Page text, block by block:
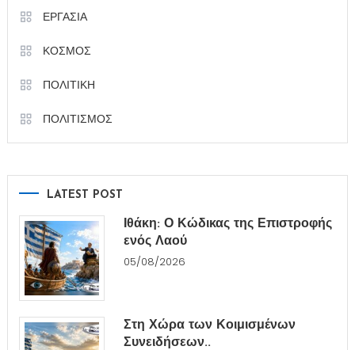
ΕΡΓΑΣΙΑ
ΚΟΣΜΟΣ
ΠΟΛΙΤΙΚΗ
ΠΟΛΙΤΙΣΜΟΣ
LATEST POST
Ιθάκη: Ο Κώδικας της Επιστροφής
ενός Λαού
05/08/2026
Στη Χώρα των Κοιμισμένων
Συνειδήσεων..